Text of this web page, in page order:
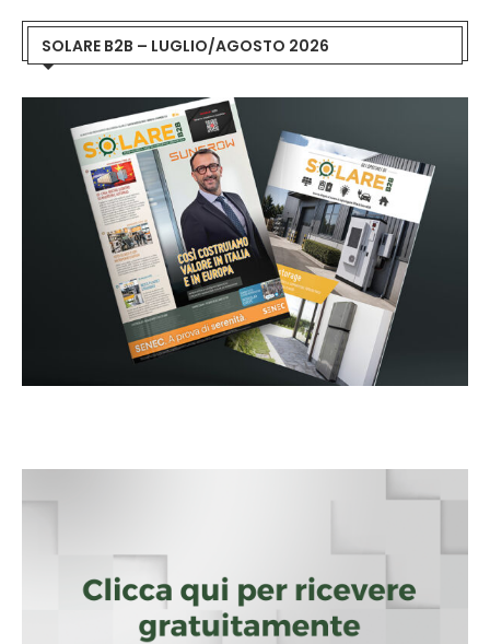
SOLARE B2B – LUGLIO/AGOSTO 2026